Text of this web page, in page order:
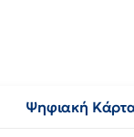
Ψηφιακή